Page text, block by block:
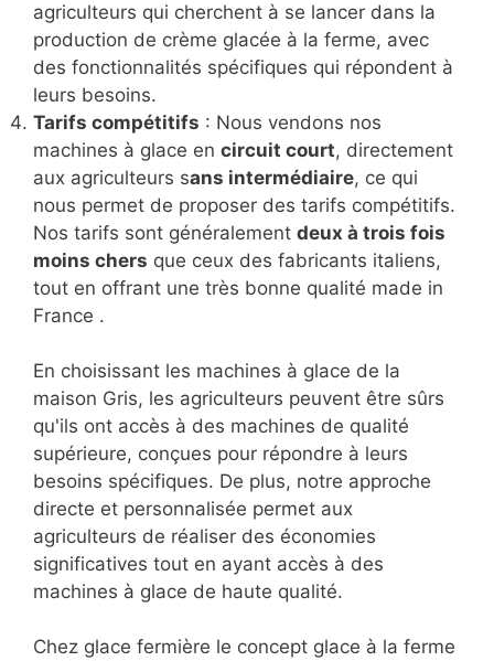
agriculteurs qui cherchent à se lancer dans la
production de crème glacée à la ferme, avec
des fonctionnalités spécifiques qui répondent à
leurs besoins.
Tarifs compétitifs : Nous vendons nos
machines à glace en circuit court, directement
aux agriculteurs sans intermédiaire, ce qui
nous permet de proposer des tarifs compétitifs.
Nos tarifs sont généralement deux à trois fois
moins chers que ceux des fabricants italiens,
tout en offrant une très bonne qualité made in
France .
En choisissant les machines à glace de la
maison Gris, les agriculteurs peuvent être sûrs
qu'ils ont accès à des machines de qualité
supérieure, conçues pour répondre à leurs
besoins spécifiques. De plus, notre approche
directe et personnalisée permet aux
agriculteurs de réaliser des économies
significatives tout en ayant accès à des
machines à glace de haute qualité.
Chez glace fermière le concept glace à la ferme